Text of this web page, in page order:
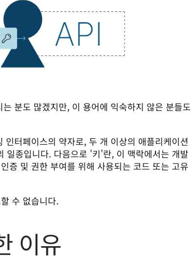
분도 많겠지만, 이 용어에 익숙하지 않은 분들도
인터페이스의 약자로, 두 개 이상의 애플리케이션
일종입니다. 다음으로 '키'란, 이 맥락에서는 개발
증 및 권한 부여를 위해 사용되는 코드 또는 고유
수 없습니다.
이유